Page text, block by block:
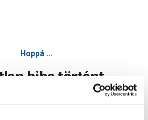
Hoppá ...
hiba történt